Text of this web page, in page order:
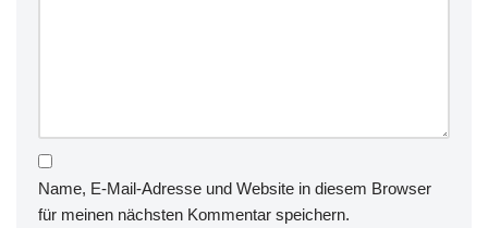
Name, E-Mail-Adresse und Website in diesem Browser
für meinen nächsten Kommentar speichern.